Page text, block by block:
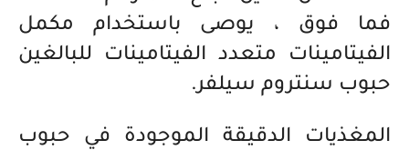
فما فوق ، يوصى باستخدام مكمل
الفيتامينات متعدد الفيتامينات للبالغين
حبوب سنتروم سيلفر.
المغذيات الدقيقة الموجودة في حبوب